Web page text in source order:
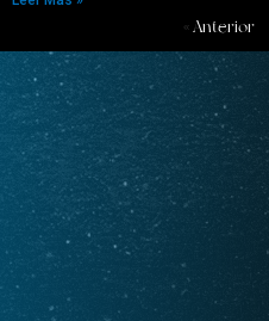
« Anterior